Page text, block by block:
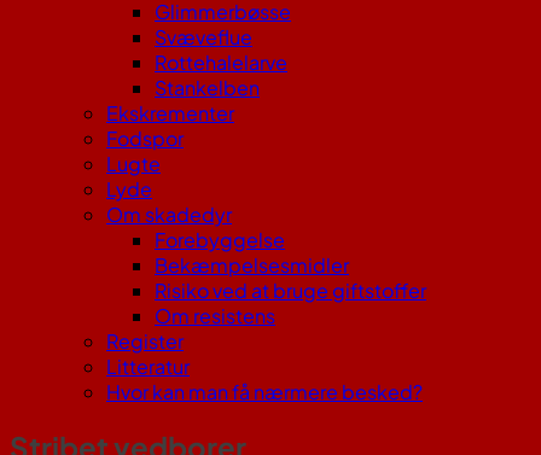
Glimmerbøsse
Svæveflue
Rottehalelarve
Stankelben
Ekskrementer
Fodspor
Lugte
Lyde
Om skadedyr
Forebyggelse
Bekæmpelsesmidler
Risiko ved at bruge giftstoffer
Om resistens
Register
Litteratur
Hvor kan man få nærmere besked?
Stribet vedborer